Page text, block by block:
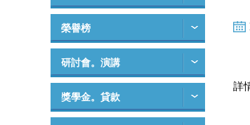
榮譽榜
研討會。演講
獎學金。貸款
詳